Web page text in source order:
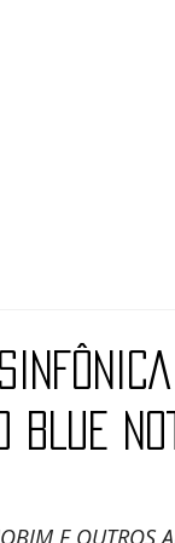
BLUE
E OUTROS